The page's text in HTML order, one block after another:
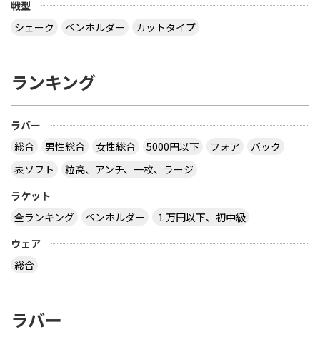
戦型
シェーク
ペンホルダー カットタイプ
ランキング
ラバー
総合
男性総合 女性総合 5000円以下 フォア
バック
表ソフト
粒高、アンチ、一枚、ラージ
ラケット
全ランキング
ペンホルダー
１万円以下、初中級
ウェア
総合
ラバー